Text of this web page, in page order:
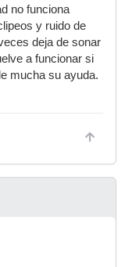
no funciona
y ruido de
deja de sonar
a funcionar si
mucha su ayuda.